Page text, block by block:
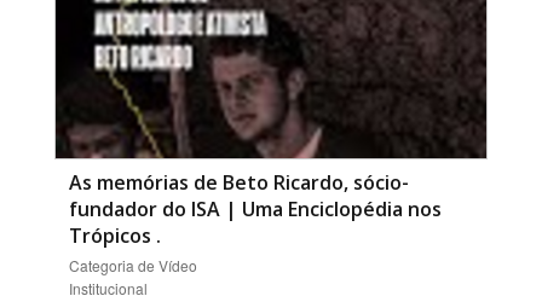
Área de Levantamento
Área Protegida
As memórias de Beto Ricardo, sócio-
fundador do ISA | Uma Enciclopédia nos
Trópicos .
Categoria de Vídeo
Institucional